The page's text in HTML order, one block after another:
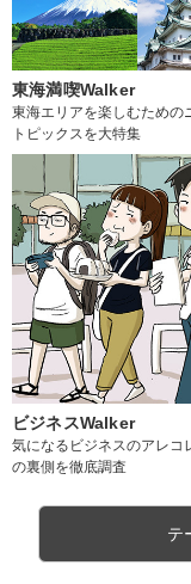
東海満喫Walker
東海エリアを楽しむための
トピックスを大特集
ビジネスWalker
気になるビジネスのアレコ
の裏側を徹底調査
テ